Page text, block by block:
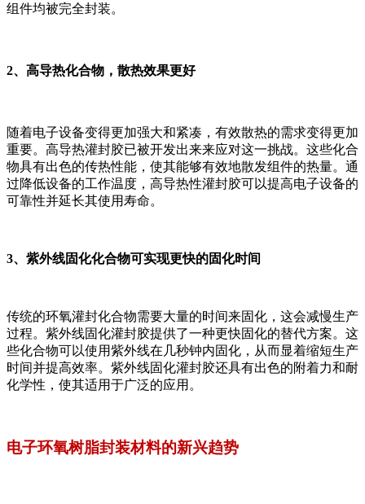
组件均被完全封装。
2、高导热化合物，散热效果更好
随着电子设备变得更加强大和紧凑，有效散热的需求变得更加
重要。高导热灌封胶已被开发出来来应对这一挑战。这些化合
物具有出色的传热性能，使其能够有效地散发组件的热量。通
过降低设备的工作温度，高导热性灌封胶可以提高电子设备的
可靠性并延长其使用寿命。
3、紫外线固化化合物可实现更快的固化时间
传统的环氧灌封化合物需要大量的时间来固化，这会减慢生产
过程。紫外线固化灌封胶提供了一种更快固化的替代方案。这
些化合物可以使用紫外线在几秒钟内固化，从而显着缩短生产
时间并提高效率。紫外线固化灌封胶还具有出色的附着力和耐
化学性，使其适用于广泛的应用。
电子环氧树脂封装材料的新兴趋势